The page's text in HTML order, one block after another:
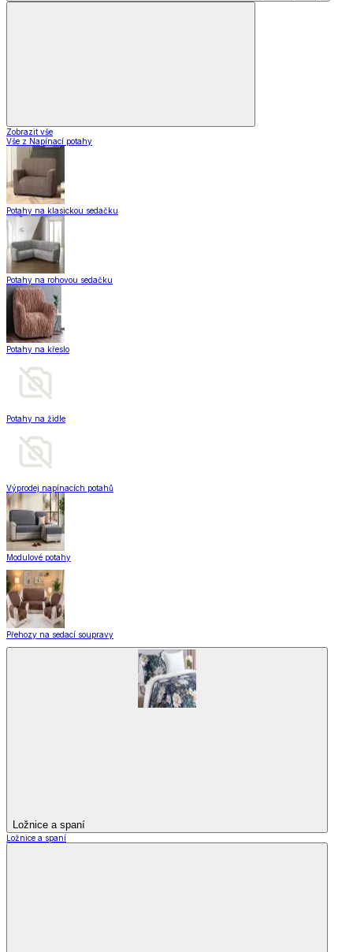
Zobrazit vše
Vše z Napínací potahy
Potahy na klasickou sedačku
Potahy na rohovou sedačku
Potahy na křeslo
Potahy na židle
Výprodej napínacích potahů
Modulové potahy
Přehozy na sedací soupravy
Ložnice a spaní
Ložnice a spaní